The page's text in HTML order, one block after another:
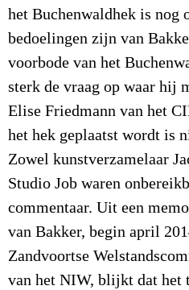
het Buchenwaldhek is nog
bedoelingen zijn van
voorbode van het
sterk de vraag op waar hij
Elise Friedmann van het
het hek geplaatst wordt is
Zowel kunstverzamelaar
Studio Job waren
commentaar. Uit een
van Bakker, begin april
Zandvoortse
van het NIW, blijkt dat het